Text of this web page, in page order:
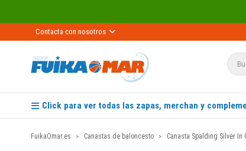
Contacta con nosotros
Click para ver todas las zapas, merchan y
FuikaOmar.es Canastas de baloncesto Canasta Spalding Silver In